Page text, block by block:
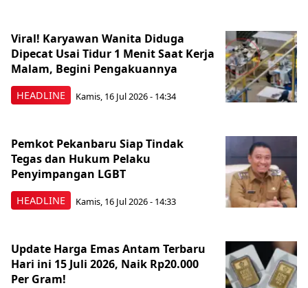
HEADLINE
Viral! Karyawan Wanita Diduga
Dipecat Usai Tidur 1 Menit Saat Kerja
Malam, Begini Pengakuannya
Kamis, 16 Jul 2026 - 14:34
HEADLINE
Pemkot Pekanbaru Siap Tindak
Tegas dan Hukum Pelaku
Penyimpangan LGBT
Kamis, 16 Jul 2026 - 14:33
Update Harga Emas Antam Terbaru
Hari ini 15 Juli 2026, Naik Rp20.000
Per Gram!